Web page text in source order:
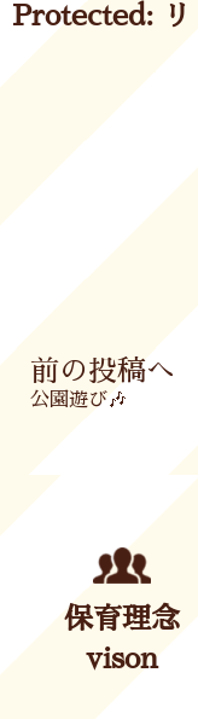
Protected: リ
Prev
前の投稿へ
公園遊び🎶
保育理念
vison